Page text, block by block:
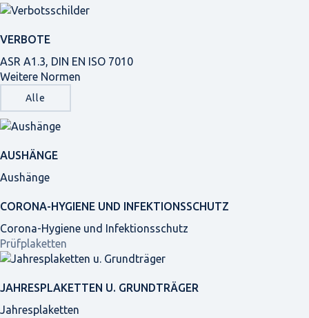
VERBOTE
ASR A1.3, DIN EN ISO 7010
Weitere Normen
Alle
AUSHÄNGE
Aushänge
CORONA-HYGIENE UND INFEKTIONSSCHUTZ
Corona-Hygiene und Infektionsschutz
Prüfplaketten
JAHRES­PLAKETTEN U. GRUNDTRÄGER
Jahresplaketten